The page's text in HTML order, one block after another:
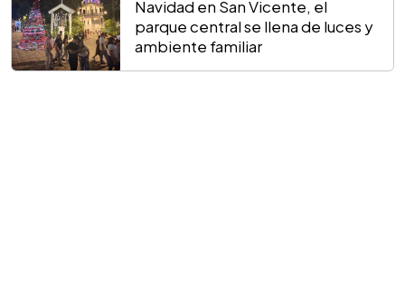
Navidad en San Vicente, el
parque central se llena de luces y
ambiente familiar